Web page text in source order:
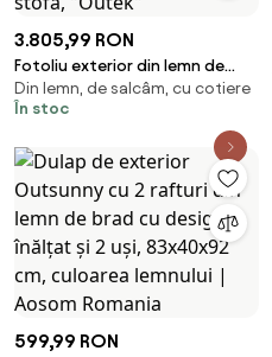
3.805,99 RON
Fotoliu exterior din lemn de
acacia, cu mâner lateral și
șezut waterproof din stofă,
Din lemn, de salcâm, cu cotiere
În stoc
599,99 RON